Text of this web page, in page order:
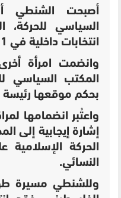
أصبحت الشنطي
انتخابات داخلية في 2021.
وانضمت امرأة
المكتب السياسي
بحكم موقعها رئيسة
واعتُبر انضمامها
إشارة إيجابية إلى
الحركة الإسلامية
النسائي.
وللشنطي مسيرة